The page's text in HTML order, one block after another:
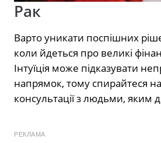
Рак
Варто уникати поспішних
коли йдеться про великі
Інтуїція може підказувати
напрямок, тому спирайтеся
консультації з людьми, яким
РЕКЛАМА